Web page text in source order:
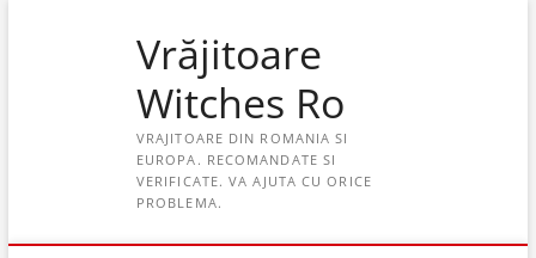
Vrăjitoare
Witches Ro
VRAJITOARE DIN ROMANIA SI
EUROPA. RECOMANDATE SI
VERIFICATE. VA AJUTA CU ORICE
PROBLEMA.